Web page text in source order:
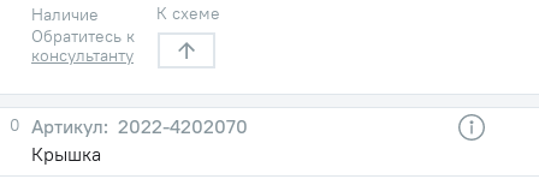
Наличие
Обратитесь к
консультанту
К схеме
0
2022-4202070
Крышка